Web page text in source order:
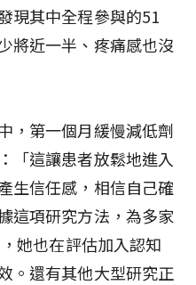
現其中全程參與的51
將近一半、疼痛感也沒
，第一個月緩慢減低劑
「這讓患者放鬆地進入
生信任感，相信自己確
這項研究方法，為多家
她也在評估加入認知
。還有其他大型研究正